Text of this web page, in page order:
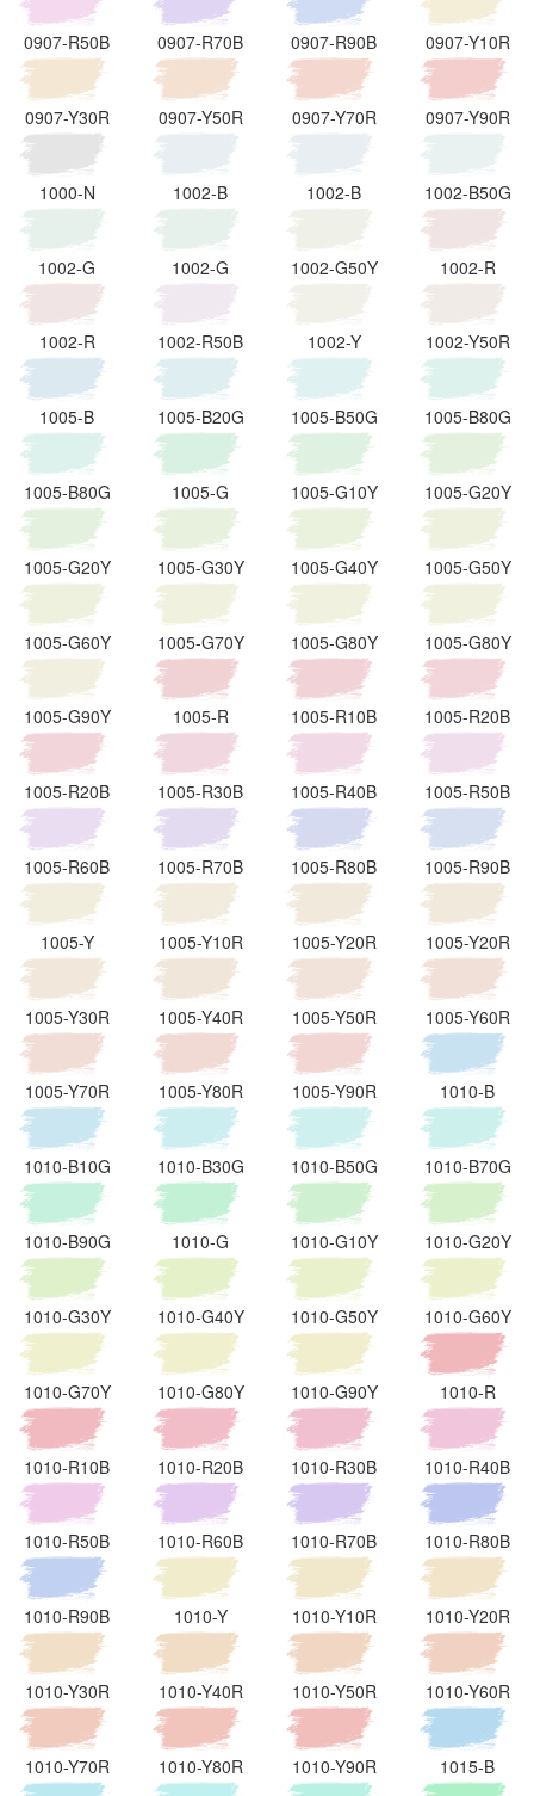
0907-R50B 0907-R70B 0907-R90B 0907-Y10R
0907-Y30R 0907-Y50R 0907-Y70R 0907-Y90R
1000-N 1002-B 1002-B 1002-B50G
1002-G 1002-G 1002-G50Y 1002-R
1002-R 1002-R50B 1002-Y 1002-Y50R
1005-B 1005-B20G 1005-B50G 1005-B80G
1005-B80G 1005-G 1005-G10Y 1005-G20Y
1005-G20Y 1005-G30Y 1005-G40Y 1005-G50Y
1005-G60Y 1005-G70Y 1005-G80Y 1005-G80Y
1005-G90Y 1005-R 1005-R10B 1005-R20B
1005-R20B 1005-R30B 1005-R40B 1005-R50B
1005-R60B 1005-R70B 1005-R80B 1005-R90B
1005-Y 1005-Y10R 1005-Y20R 1005-Y20R
1005-Y30R 1005-Y40R 1005-Y50R 1005-Y60R
1005-Y70R 1005-Y80R 1005-Y90R 1010-B
1010-B10G 1010-B30G 1010-B50G 1010-B70G
1010-B90G 1010-G 1010-G10Y 1010-G20Y
1010-G30Y 1010-G40Y 1010-G50Y 1010-G60Y
1010-G70Y 1010-G80Y 1010-G90Y 1010-R
1010-R10B 1010-R20B 1010-R30B 1010-R40B
1010-R50B 1010-R60B 1010-R70B 1010-R80B
1010-R90B 1010-Y 1010-Y10R 1010-Y20R
1010-Y30R 1010-Y40R 1010-Y50R 1010-Y60R
1010-Y70R 1010-Y80R 1010-Y90R 1015-B